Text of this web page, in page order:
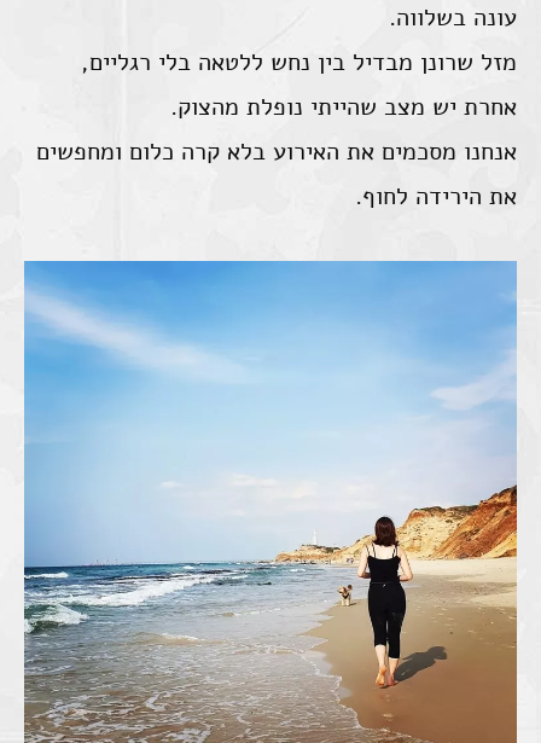
עונה בשלווה.
מזל שרונן מבדיל בין נחש ללטאה בלי רגליים,
אחרת יש מצב שהייתי נופלת מהצוק.
אנחנו מסכמים את האירוע בלא קרה כלום ומחפשים
את הירידה לחוף.